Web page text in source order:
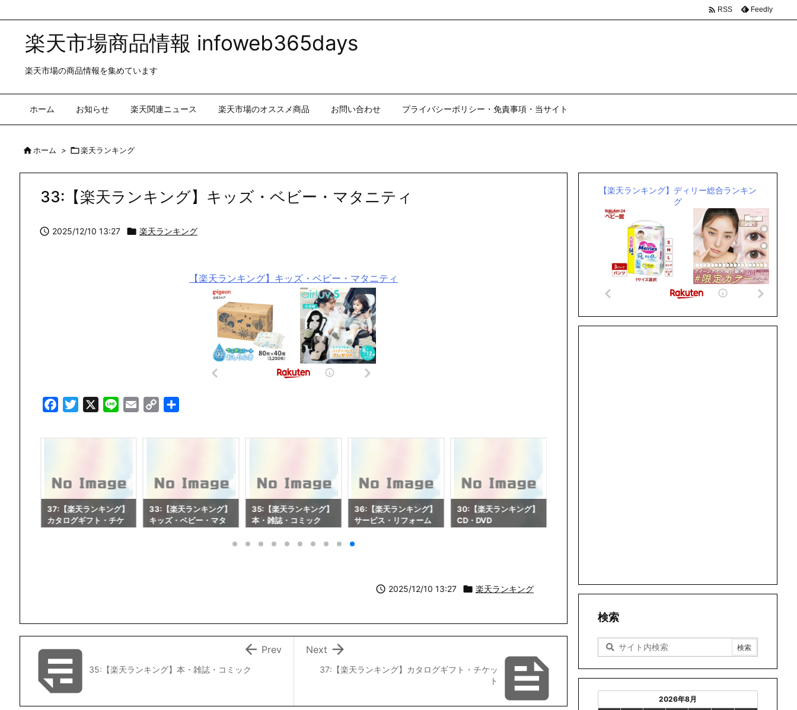
楽天市場商品情報 infoweb365days
楽天市場の商品情報を集めています
ホーム お知らせ 楽天関連ニュース 楽天市場のオススメ商品 お問い合わせ プライバシーポリシー・免責事項・当サイト
 RSS Feedly
ホーム > 楽天ランキング
33:【楽天ランキング】キッズ・ベビー・マタニティ
 2025/12/10 13:27  楽天ランキング
【楽天ランキング】キッズ・ベビー・マタニティ
c
o
o
k
i
e
r
n
a
p
i
n
k
33:【楽天ランキング】
キッズ・ベビー・マタ
35:【楽天ランキング】
本・雑誌・コミック
36:【楽天ランキング】
サービス・リフォーム
30:【楽天ランキング】
CD・DVD
28:【楽天ランキング】
Test
 2025/12/10 13:27  楽天ランキング

37:【楽天ランキング】カタログギフト・チケッ
ト

Next
35:【楽天ランキング】本・雑誌・コミック
 Prev
【楽天ランキング】ディリー総合ランキン
グ
検索
2026年8月